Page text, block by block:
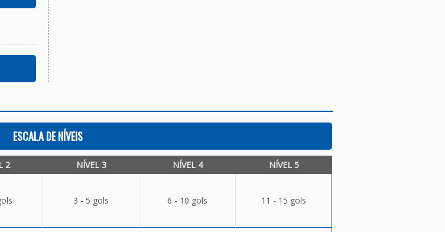
ESCALA DE NÍVEIS
2 NÍVEL 3 NÍVEL 4 NÍVEL 5
3 - 5 gols 6 - 10 gols 11 - 15 gols